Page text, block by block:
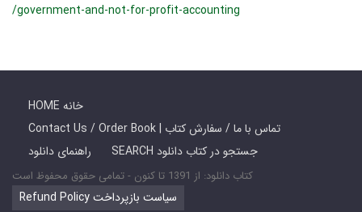
/government-and-not-for-profit-accounting
HOME خانه
Contact Us / Order Book | تماس با ما / سفارش کتاب
راهنمای دانلود
SEARCH جستجو در کتاب دانلود
کتاب دانلود: از 1391 تا کنون - تمامی حقوق محفوظ است
Refund Policy سیاست بازپرداخت